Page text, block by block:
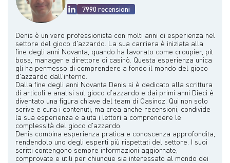
7990 recensioni
Denis è un vero professionista con molti anni di esperienza nel
settore del gioco d'azzardo. La sua carriera è iniziata alla
fine degli anni Novanta, quando ha lavorato come croupier, pit
boss, manager e direttore di casinò. Questa esperienza unica
gli ha permesso di comprendere a fondo il mondo del gioco
d'azzardo dall'interno.
Dalla fine degli anni Novanta Denis si è dedicato alla scrittura
di articoli e analisi sul gioco d'azzardo e dai primi anni Dieci è
diventato una figura chiave del team di Casinoz. Qui non solo
scrive e cura i contenuti, ma crea anche recensioni, condivide
la sua esperienza e aiuta i lettori a comprendere le
complessità del gioco d'azzardo.
Denis combina esperienza pratica e conoscenza approfondita,
rendendolo uno degli esperti più rispettati del settore. I suoi
scritti contengono sempre informazioni aggiornate,
comprovate e utili per chiunque sia interessato al mondo dei